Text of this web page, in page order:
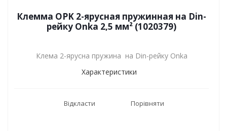
Клемма OPK 2-ярусная пружинная на Din-
рейку Onka 2,5 мм² (1020379)
Клема 2-ярусна пружина на Din-рейку Onka
Характеристики
Відкласти Порівняти